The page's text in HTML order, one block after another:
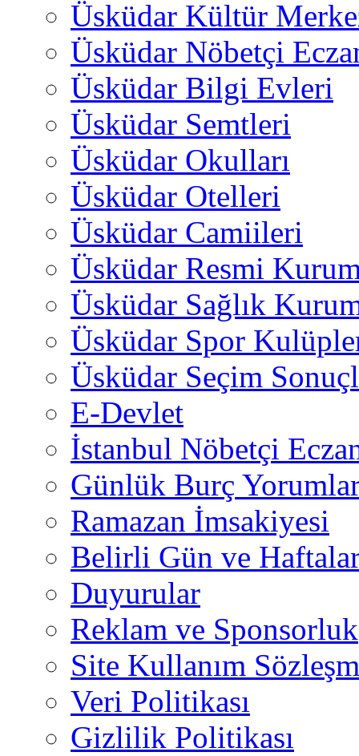
Üsküdar Kültür
Üsküdar Nöbetçi
Üsküdar Bilgi Evleri
Üsküdar Semtleri
Üsküdar Okulları
Üsküdar Otelleri
Üsküdar Camiileri
Üsküdar Resmi
Üsküdar Sağlık
Üsküdar Spor
Üsküdar Seçim
E-Devlet
İstanbul Nöbetçi
Günlük Burç
Ramazan İmsakiyesi
Belirli Gün ve
Duyurular
Reklam ve Sponsorluk
Site Kullanım
Veri Politikası
Gizlilik Politikası